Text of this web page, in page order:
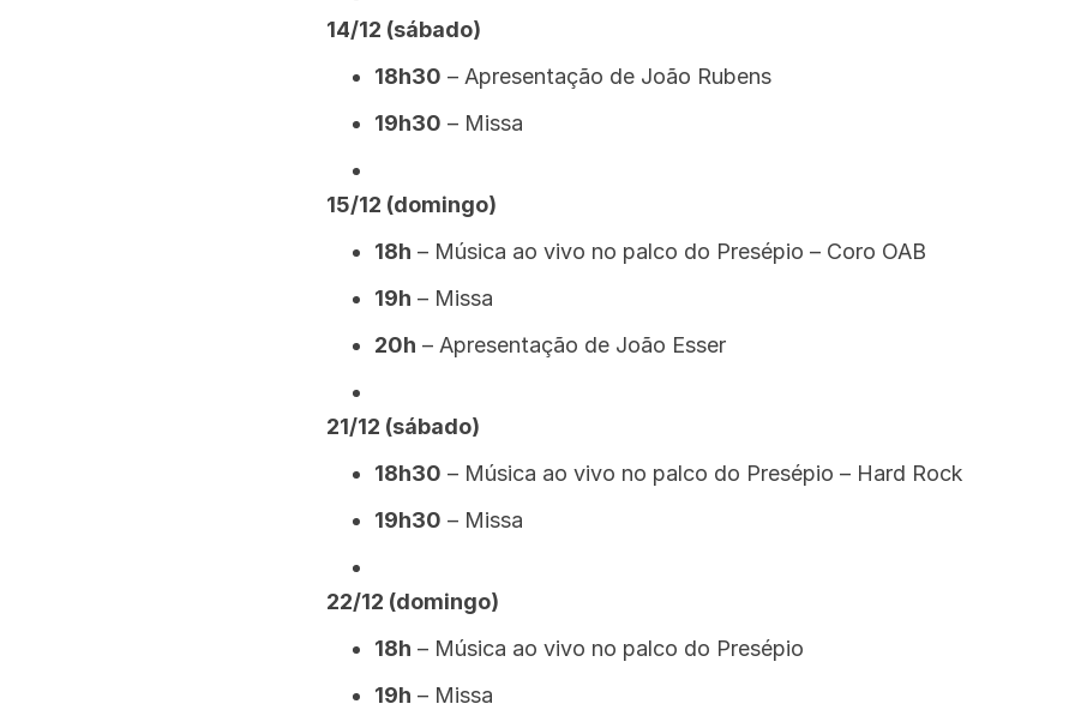
14/12 (sábado)
18h30 – Apresentação de João Rubens
19h30 – Missa
15/12 (domingo)
18h – Música ao vivo no palco do Presépio – Coro OAB
19h – Missa
20h – Apresentação de João Esser
21/12 (sábado)
18h30 – Música ao vivo no palco do Presépio – Hard Rock
19h30 – Missa
22/12 (domingo)
18h – Música ao vivo no palco do Presépio
19h – Missa